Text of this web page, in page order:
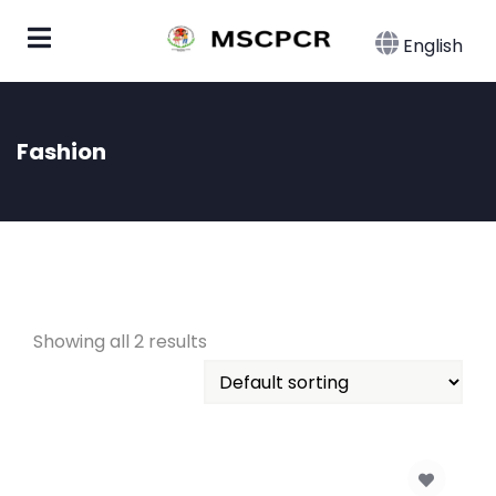
English
Fashion
Showing all 2 results